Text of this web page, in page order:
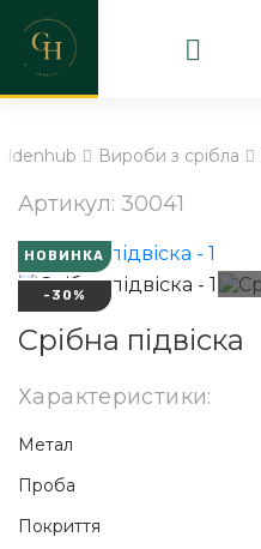
Вироби з срібла
Срібна підвіска
НОВИНКА
-30%
Артикул: 30041
Характеристики:
Метал
Проба
Покриття